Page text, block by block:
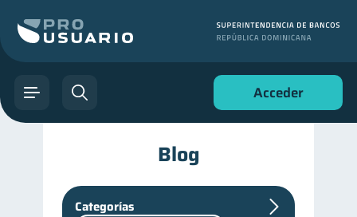
Acceder
Blog
Categorías